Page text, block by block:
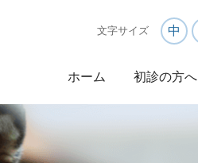
文字サイズ
中
ホーム 初診の方へ